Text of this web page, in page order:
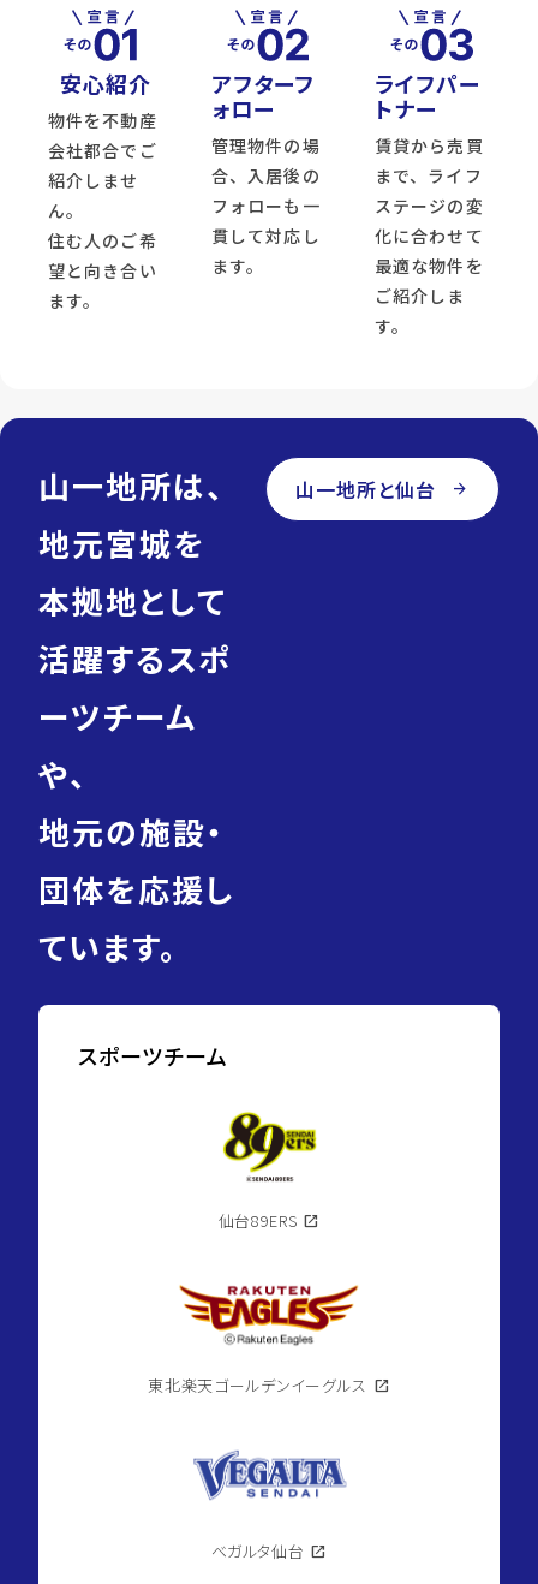
安心紹介
物件を不動産
会社都合でご
紹介しませ
ん。
住む人のご希
望と向き合い
ます。
アフターフ
ォロー
管理物件の場
合、入居後の
フォローも一
貫して対応し
ます。
ライフパー
トナー
賃貸から売買
まで、ライフ
ステージの変
化に合わせて
最適な物件を
ご紹介しま
す。
山一地所は、
地元宮城を
本拠地として
活躍するスポ
ーツチーム
や、
地元の施設・
団体を応援し
ています。
山一地所と仙台 arrow_forward
スポーツチーム
仙台89ERS open_in_new
東北楽天ゴールデンイーグルス open_in_new
ベガルタ仙台 open_in_new